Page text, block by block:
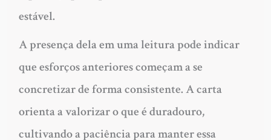
estável.
A presença dela em uma leitura pode indicar
que esforços anteriores começam a se
concretizar de forma consistente. A carta
orienta a valorizar o que é duradouro,
cultivando a paciência para manter essa